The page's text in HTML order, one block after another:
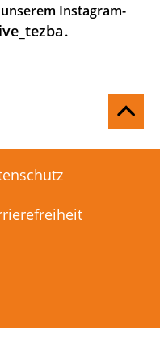
Instagram-
.